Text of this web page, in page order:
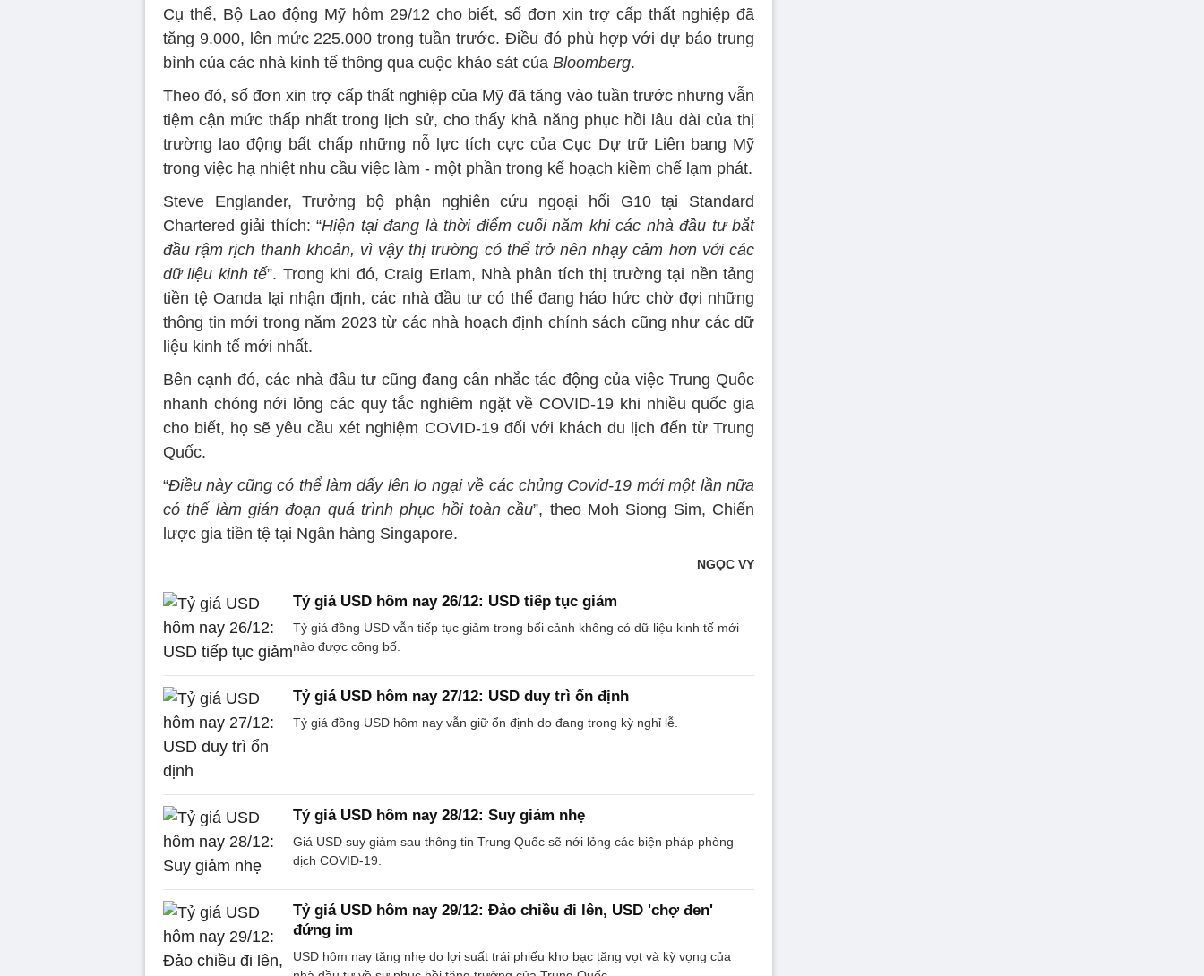
Cụ thể, Bộ Lao động Mỹ hôm 29/12 cho biết, số đơn xin trợ cấp thất nghiệp đã
tăng 9.000, lên mức 225.000 trong tuần trước. Điều đó phù hợp với dự báo trung
bình của các nhà kinh tế thông qua cuộc khảo sát của Bloomberg.
Theo đó, số đơn xin trợ cấp thất nghiệp của Mỹ đã tăng vào tuần trước nhưng vẫn
tiệm cận mức thấp nhất trong lịch sử, cho thấy khả năng phục hồi lâu dài của thị
trường lao động bất chấp những nỗ lực tích cực của Cục Dự trữ Liên bang Mỹ
trong việc hạ nhiệt nhu cầu việc làm - một phần trong kế hoạch kiềm chế lạm phát.
Steve Englander, Trưởng bộ phận nghiên cứu ngoại hối G10 tại Standard
Chartered giải thích: “Hiện tại đang là thời điểm cuối năm khi các nhà đầu tư bắt
đầu rậm rịch thanh khoản, vì vậy thị trường có thể trở nên nhạy cảm hơn với các
dữ liệu kinh tế”. Trong khi đó, Craig Erlam, Nhà phân tích thị trường tại nền tảng
tiền tệ Oanda lại nhận định, các nhà đầu tư có thể đang háo hức chờ đợi những
thông tin mới trong năm 2023 từ các nhà hoạch định chính sách cũng như các dữ
liệu kinh tế mới nhất.
Bên cạnh đó, các nhà đầu tư cũng đang cân nhắc tác động của việc Trung Quốc
nhanh chóng nới lỏng các quy tắc nghiêm ngặt về COVID-19 khi nhiều quốc gia
cho biết, họ sẽ yêu cầu xét nghiệm COVID-19 đối với khách du lịch đến từ Trung
Quốc.
“Điều này cũng có thể làm dấy lên lo ngại về các chủng Covid-19 mới một lần nữa
có thể làm gián đoạn quá trình phục hồi toàn cầu”, theo Moh Siong Sim, Chiến
lược gia tiền tệ tại Ngân hàng Singapore.
NGỌC VY
Tỷ giá USD hôm nay 26/12: USD tiếp tục giảm
Tỷ giá đồng USD vẫn tiếp tục giảm trong bối cảnh không có dữ liệu kinh tế mới
nào được công bố.
Tỷ giá USD hôm nay 27/12: USD duy trì ổn định
Tỷ giá đồng USD hôm nay vẫn giữ ổn định do đang trong kỳ nghỉ lễ.
Tỷ giá USD hôm nay 28/12: Suy giảm nhẹ
Giá USD suy giảm sau thông tin Trung Quốc sẽ nới lỏng các biện pháp phòng
dịch COVID-19.
Tỷ giá USD hôm nay 29/12: Đảo chiều đi lên, USD 'chợ đen'
đứng im
USD hôm nay tăng nhẹ do lợi suất trái phiếu kho bạc tăng vọt và kỳ vọng của